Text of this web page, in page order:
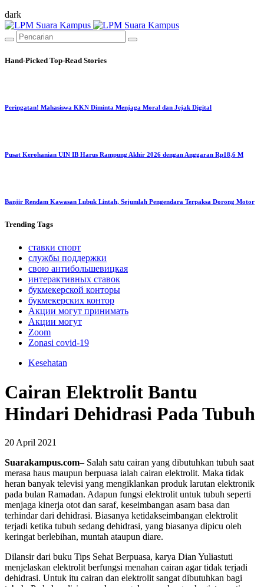
dark
Hand-Picked Top-Read Stories
Peringatan! Mahasiswa KKN Diminta Menjaga Moral dan Jejak Digital
Pusat Kerohanian UIN IB Harus Rampung Akhir 2026 dengan Anggaran Rp18,6 M
Banjir Rendam Kawasan Lubuk Lintah, Sejumlah Pengendara Terpaksa Dorong Motor
Trending Tags
ставки спорт
службы поддержки
свою антибольшевицкая
интерактивных ставок
букмекерской конторы
букмекерских контор
Акции могут принимать
Акции могут
Zoom
Zonasi covid-19
Kesehatan
Cairan Elektrolit Bantu
Hindari Dehidrasi Pada Tubuh
20 April 2021
Suarakampus.com– Salah satu cairan yang dibutuhkan tubuh saat
merasa haus maupun berpuasa ialah cairan elektrolit. Maka tidak
heran banyak televisi yang mengiklankan produk larutan elektronik
pada bulan Ramadan. Adapun fungsi elektrolit untuk tubuh seperti
menjaga kinerja otot dan saraf, keseimbangan asam basa dan
terhindar dari dehidrasi. Biasanya ketidakseimbangan elektrolit
terjadi ketika tubuh sedang dehidrasi, yang biasanya dipicu oleh
keringat berlebihan, muntah ataupun diare.
Dilansir dari buku Tips Sehat Berpuasa, karya Dian Yuliastuti
menjelaskan elektrolit berfungsi menahan cairan agar tidak terjadi
dehidrasi. Untuk itu cairan dan elektrolit sangat dibutuhkan bagi